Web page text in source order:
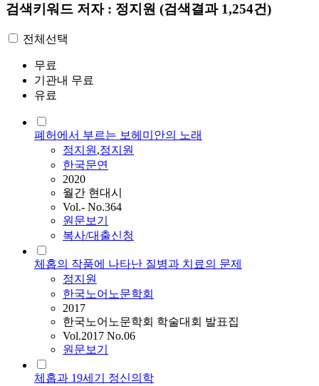
검색키워드 저자 : 정지원 (검색결과 1,254건)
전체선택
무료
기관내 무료
유료
폐허에서 부르는 보헤미안의 노래
정지원,정지원
한국문연
2020
월간 현대시
Vol.- No.364
원문보기
복사/대출신청
체홉의 작품에 나타난 질병과 치료의 문제
정지원
한국노어노문학회
2017
한국노어노문학회 학술대회 발표집
Vol.2017 No.06
원문보기
체홉과 19세기 정신의학